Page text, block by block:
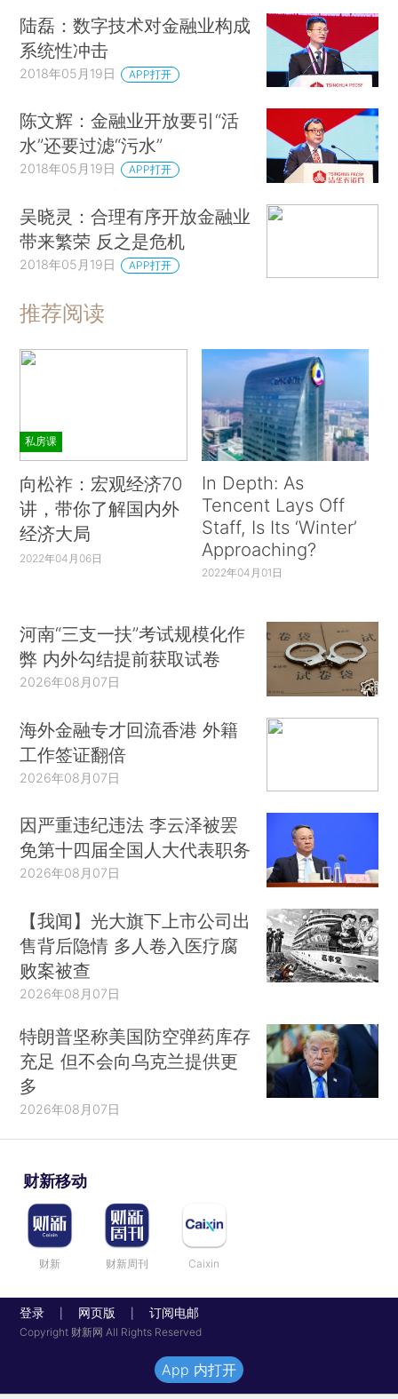
陆磊：数字技术对金融业构成
系统性冲击
2018年05月19日 APP打开
陈文辉：金融业开放要引“活
水”还要过滤“污水”
2018年05月19日 APP打开
吴晓灵：合理有序开放金融业
带来繁荣 反之是危机
2018年05月19日 APP打开
推荐阅读
私房课
向松祚：宏观经济70
讲，带你了解国内外
经济大局
2022年04月06日
In Depth: As
Tencent Lays Off
Staff, Is Its ‘Winter’
Approaching?
2022年04月01日
河南“三支一扶”考试规模化作
弊 内外勾结提前获取试卷
2026年08月07日
海外金融专才回流香港 外籍
工作签证翻倍
2026年08月07日
因严重违纪违法 李云泽被罢
免第十四届全国人大代表职务
2026年08月07日
【我闻】光大旗下上市公司出
售背后隐情 多人卷入医疗腐
败案被查
2026年08月07日
特朗普坚称美国防空弹药库存
充足 但不会向乌克兰提供更
多
2026年08月07日
财新移动
财新 财新周刊 Caixin
登录 网页版 订阅电邮
Copyright 财新网 All Rights Reserved
App 内打开